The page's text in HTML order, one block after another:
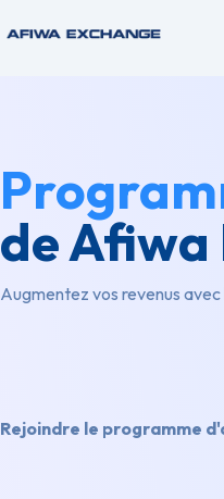
de Afiwa
Augmentez vos revenus
Rejoindre le programme